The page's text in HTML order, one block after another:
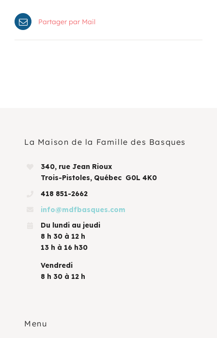
Partager par Mail
La Maison de la Famille des Basques
340, rue Jean Rioux
Trois-Pistoles, Québec G0L 4K0
418 851-2662
info@mdfbasques.com
Du lundi au jeudi
8 h 30 à 12 h
13 h à 16 h30
Vendredi
8 h 30 à 12 h
Menu